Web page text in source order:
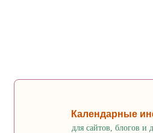
Календарные
для сайтов, блогов и